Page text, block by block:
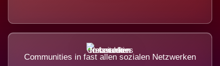
Communities in fast allen sozialen Netzwerken